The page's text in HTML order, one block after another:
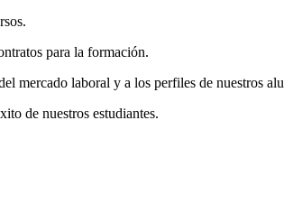
para la formación.
mercado laboral y a los perfiles de nuestros
de nuestros estudiantes.